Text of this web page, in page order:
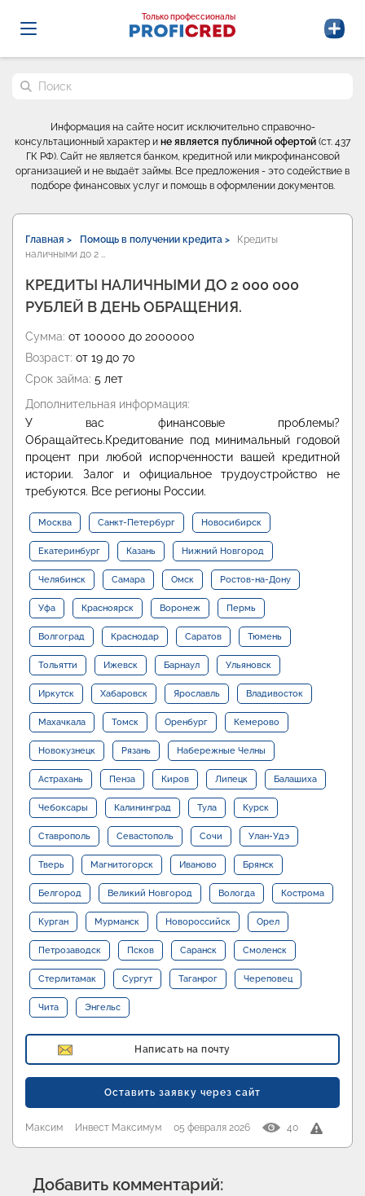
Probrokery - Только профессионалы
Только профессионалы
Поиск по сайту
Информация на сайте носит исключительно справочно-
консультационный характер и не является публичной офертой (ст. 437
ГК РФ). Сайт не является банком, кредитной или микрофинансовой
организацией и не выдаёт займы. Все предложения - это содействие в
подборе финансовых услуг и помощь в оформлении документов.
Главная > Помощь в получении кредита >
Кредиты
наличными до 2 …
КРЕДИТЫ НАЛИЧНЫМИ ДО 2 000 000
РУБЛЕЙ В ДЕНЬ ОБРАЩЕНИЯ.
Сумма: от 100000 до 2000000
Возраст: от 19 до 70
Срок займа: 5 лет
Дополнительная информация:
У вас финансовые проблемы?
Обращайтесь.Кредитование под минимальный годовой
процент при любой испорченности вашей кредитной
истории. Залог и официальное трудоустройство не
требуются. Все регионы России.
Москва Санкт-Петербург Новосибирск
Екатеринбург Казань Нижний Новгород
Челябинск Самара Омск Ростов-на-Дону
Уфа Красноярск Воронеж Пермь
Волгоград Краснодар Саратов Тюмень
Тольятти Ижевск Барнаул Ульяновск
Иркутск Хабаровск Ярославль Владивосток
Махачкала Томск Оренбург Кемерово
Новокузнецк Рязань Набережные Челны
Астрахань Пенза Киров Липецк Балашиха
Чебоксары Калининград Тула Курск
Ставрополь Севастополь Сочи Улан-Удэ
Тверь Магнитогорск Иваново Брянск
Белгород Великий Новгород Вологда Кострома
Курган Мурманск Новороссийск Орел
Петрозаводск Псков Саранск Смоленск
Стерлитамак Сургут Таганрог Череповец
Чита Энгельс
Написать на почту
Оставить заявку через сайт
Максим Инвест Максимум 05 февраля 2026 40
Добавить комментарий: